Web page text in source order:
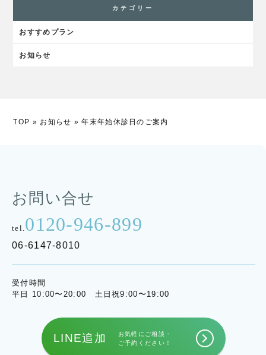
カテゴリー
おすすめプラン
お知らせ
TOP » お知らせ »年末年始休診日のご案内
お問い合せ
tel. 0120-946-899
06-6147-8010
受付時間
平日 10:00〜20:00 土日祝9:00〜19:00
LINE追加
お気軽にご相談・
ご予約ください！